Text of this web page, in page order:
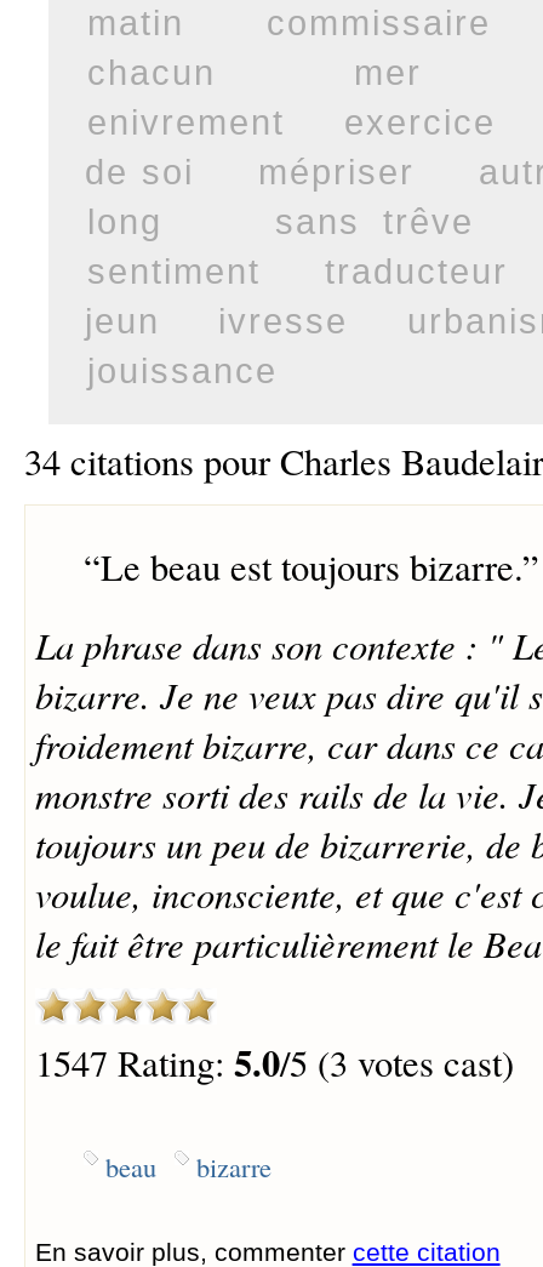
matin
commissaire
chacun
mer
enivrement
exercice
de soi
mépriser
long
sans trêve
sentiment
traducteur
jeun
ivresse
jouissance
34 citations pour Charles
“Le beau est toujours bizarre.”
La phrase dans son contexte : "
bizarre. Je ne veux pas dire qu'il
froidement bizarre, car dans ce
monstre sorti des rails de la vie.
toujours un peu de bizarrerie, de
voulue, inconsciente, et que
le fait être particulièrement le
1547 Rating: 5.0/5 (3 votes cast)
beau bizarre
En savoir plus, commenter cette citation